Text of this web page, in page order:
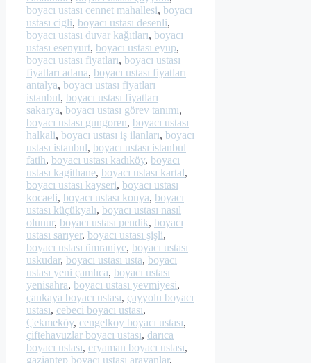
boyacı ustası cennet mahallesi, boyacı
ustası cigli, boyacı ustası desenli,
boyacı ustası duvar kağıtları, boyacı
ustası esenyurt, boyacı ustası eyup,
boyacı ustası fiyatları, boyacı ustası
fiyatları adana, boyacı ustası fiyatları
antalya, boyacı ustası fiyatları
istanbul, boyacı ustası fiyatları
sakarya, boyacı ustası görev tanımı,
boyacı ustası gungoren, boyacı ustası
halkali, boyacı ustası iş ilanları, boyacı
ustası istanbul, boyacı ustası istanbul
fatih, boyacı ustası kadıköy, boyacı
ustası kagithane, boyacı ustası kartal,
boyacı ustası kayseri, boyacı ustası
kocaeli, boyacı ustası konya, boyacı
ustası küçükyalı, boyacı ustası nasıl
olunur, boyacı ustası pendik, boyacı
ustası sarıyer, boyacı ustası şişli,
boyacı ustası ümraniye, boyacı ustası
uskudar, boyacı ustası usta, boyacı
ustası yeni çamlıca, boyacı ustası
yenisahra, boyacı ustası yevmiyesi,
çankaya boyacı ustası, çayyolu boyacı
ustası, cebeci boyacı ustası,
Çekmeköy, cengelkoy boyacı ustası,
çiftehavuzlar boyacı ustası, darıca
boyacı ustası, eryaman boyacı ustası,
gaziantep boyacı ustası arayanlar,